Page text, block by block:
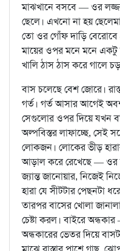
মাঝখানে বসবে — ওর
ছেলে। এখনো না হয়
তো ওর গোঁফ দাড়ি
মায়ের ওপর মনে মনে একটু
খালি ঠাস ঠাস করে গালে
বাস চলেছে বেশ জোরে।
গর্ত। গর্ত আসার আগেই
সেগুলোর ওপর দিয়ে যখন
অল্পবিস্তর লাফাচ্ছে, সেই
লোকজন। লোকের ভীড়
আড়াল করে রেখেছে — ওর
জ্যান্ত জানোয়ার, নিজেই
হারা যে সীটটার
তারপর বাসের খোলা
চেষ্টা করল। বাইরে
অন্ধকারের ভেতর দিয়ে